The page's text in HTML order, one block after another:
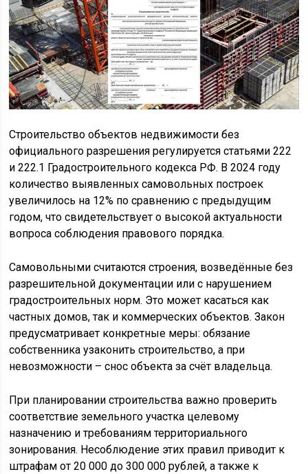
Строительство объектов недвижимости без
официального разрешения регулируется статьями 222
и 222.1 Градостроительного кодекса РФ. В 2024 году
количество выявленных самовольных построек
увеличилось на 12% по сравнению с предыдущим
годом, что свидетельствует о высокой актуальности
вопроса соблюдения правового порядка.
Самовольными считаются строения, возведённые без
разрешительной документации или с нарушением
градостроительных норм. Это может касаться как
частных домов, так и коммерческих объектов. Закон
предусматривает конкретные меры: обязание
собственника узаконить строительство, а при
невозможности – снос объекта за счёт владельца.
При планировании строительства важно проверить
соответствие земельного участка целевому
назначению и требованиям территориального
зонирования. Несоблюдение этих правил приводит к
штрафам от 20 000 до 300 000 рублей, а также к